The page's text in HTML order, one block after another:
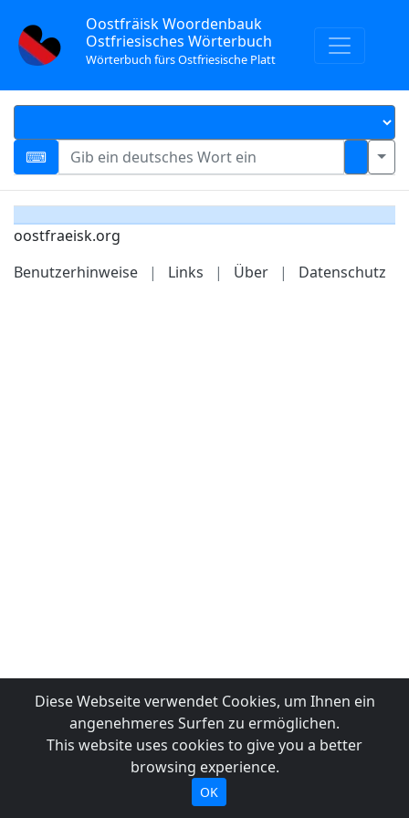
Oostfräisk Woordenbauk
Ostfriesisches Wörterbuch
Wörterbuch fürs Ostfriesische Platt
oostfraeisk.org
Benutzerhinweise
| Links | Über | Datenschutz
Diese Webseite verwendet Cookies, um Ihnen ein
angenehmeres Surfen zu ermöglichen.
This website uses cookies to give you a better
browsing experience.
OK